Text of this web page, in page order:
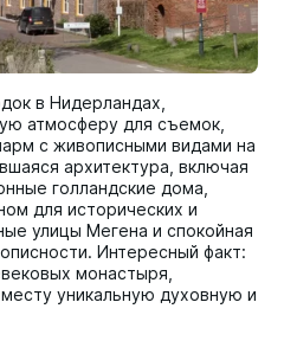
в Нидерландах,
атмосферу для съемок,
с живописными видами на
архитектура, включая
голландские дома,
для исторических и
улицы Мегена и спокойная
Интересный факт:
монастыря,
уникальную духовную и